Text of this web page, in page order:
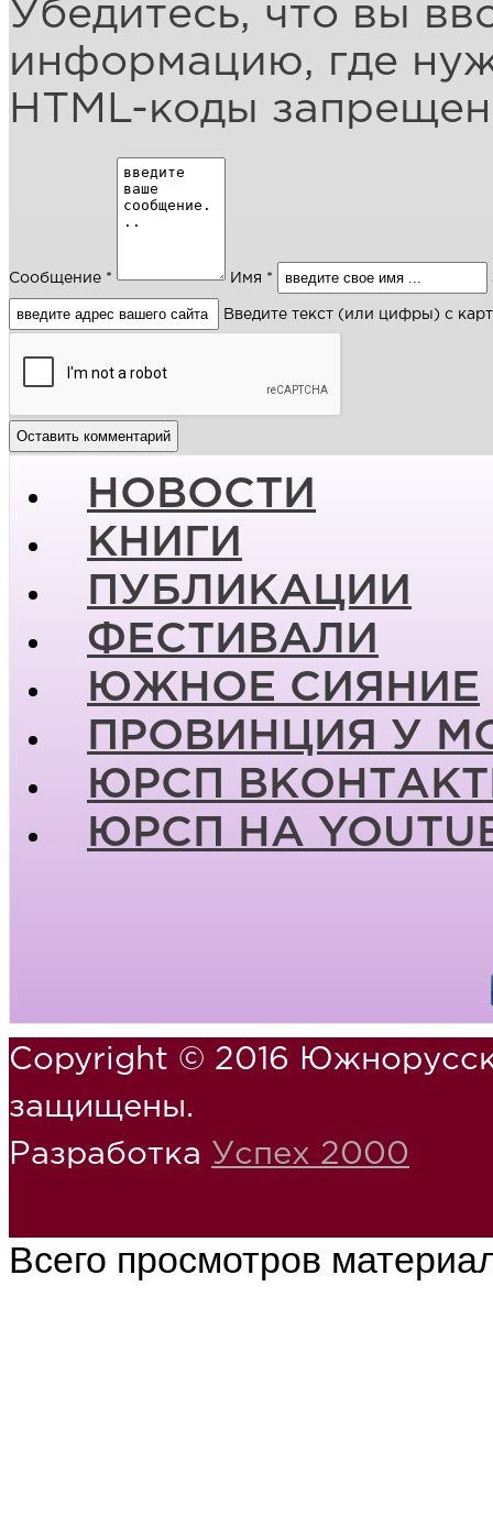
Убедитесь, что вы
информацию, где
HTML-коды
Сообщение * Имя *
Введите текст (или цифры) с
НОВОСТИ
КНИГИ
ПУБЛИКАЦИИ
ФЕСТИВАЛИ
ЮЖНОЕ СИЯНИЕ
ПРОВИНЦИЯ У
ЮРСП
ЮРСП НА
Copyright © 2016
защищены.
Разработка Успех 2000
Всего просмотров